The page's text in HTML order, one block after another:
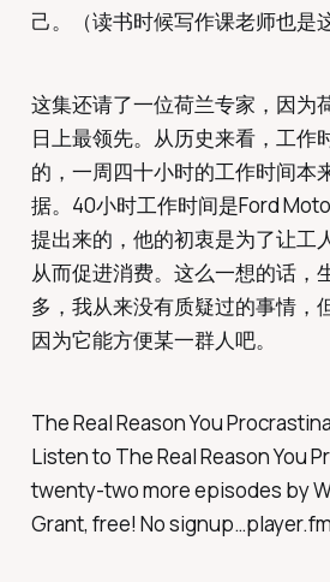
己。（读书时候写作课老师也是
这集还请了一位荷兰专家，因为
日上最领先。从历史来看，工作
的，一周四十小时的工作时间本
据。40小时工作时间是Ford
提出来的，他的初衷是为了让工
从而促进消费。这么一想的话，
多，我从来没有质疑过的事情，
因为它能方便某一群人吧。
The Real Reason You
Listen to The Real Reason You
twenty-two more episodes by
Grant, free! No signup…player.fm